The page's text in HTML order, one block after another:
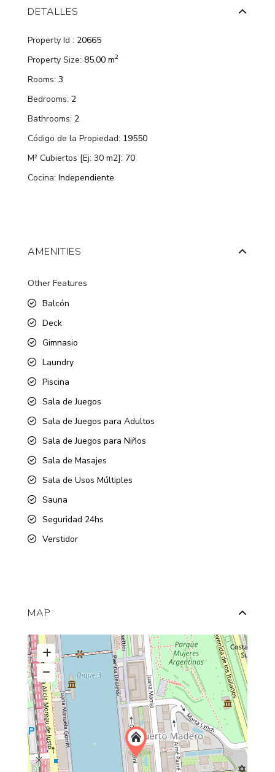
DETALLES
Property Id : 20665
Property Size: 85.00 m2
Rooms: 3
Bedrooms: 2
Bathrooms: 2
Código de la Propiedad: 19550
M² Cubiertos [Ej: 30 m2]: 70
Cocina: Independiente
AMENITIES
Other Features
Balcón
Deck
Gimnasio
Laundry
Piscina
Sala de Juegos
Sala de Juegos para Adultos
Sala de Juegos para Niños
Sala de Masajes
Sala de Usos Múltiples
Sauna
Seguridad 24hs
Verstidor
MAP